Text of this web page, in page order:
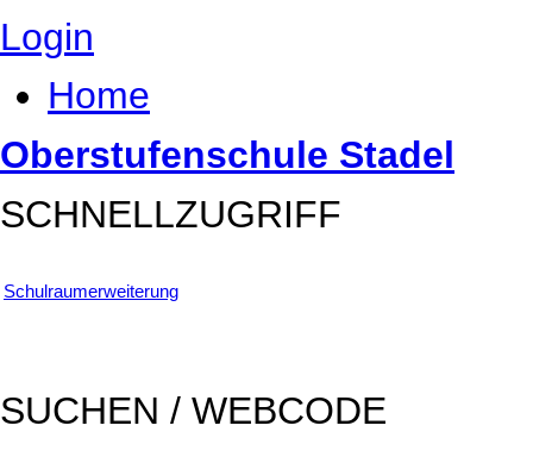
Login
Home
Oberstufenschule Stadel
SCHNELLZUGRIFF
Schulraumerweiterung
SUCHEN / WEBCODE